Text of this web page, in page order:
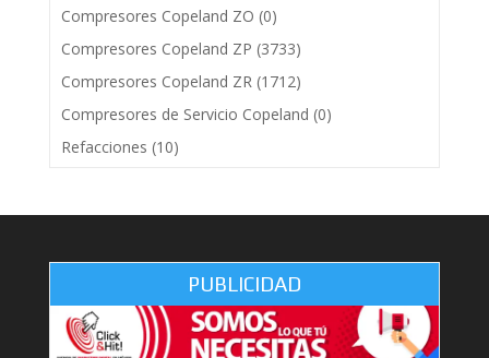
Compresores Copeland ZO (0)
Compresores Copeland ZP (3733)
Compresores Copeland ZR (1712)
Compresores de Servicio Copeland (0)
Refacciones (10)
PUBLICIDAD